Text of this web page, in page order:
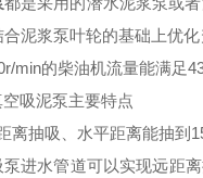
泥浆泵叶轮的基础上优
min的柴油机流量能满足
吸泥泵主要特点
离抽吸、水平距离能抽到
进水管道可以实现远距